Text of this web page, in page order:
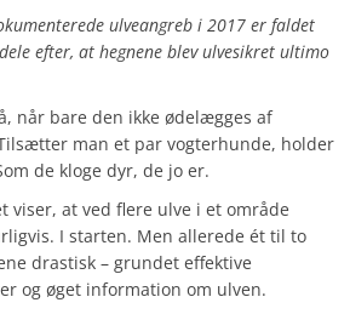
ulveangreb i 2017 er faldet
efter, at hegnene blev ulvesikret ultimo
når bare den ikke ødelægges af
man et par vogterhunde, holder
de kloge dyr, de jo er.
viser, at ved flere ulve i et område
I starten. Men allerede ét til to
drastisk – grundet effektive
og øget information om ulven.